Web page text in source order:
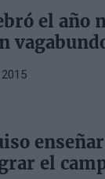
el año
el